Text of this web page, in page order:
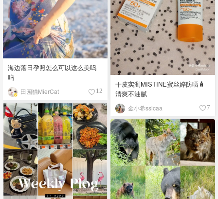
海边落日孕照怎么可以这么美呜
呜
田园猫MierCat 12
干皮实测MISTINE蜜丝婷防晒🧴
清爽不油腻
金小希ssicaa 7